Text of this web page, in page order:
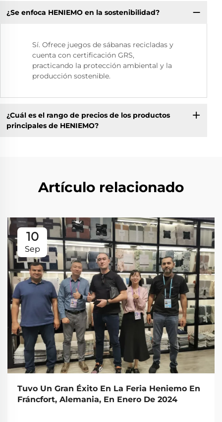
¿Se enfoca HENIEMO en la sostenibilidad?
Sí. Ofrece juegos de sábanas recicladas y
cuenta con certificación GRS,
practicando la protección ambiental y la
producción sostenible.
¿Cuál es el rango de precios de los productos
principales de HENIEMO?
Artículo relacionado
10
Sep
Tuvo Un Gran Éxito En La Feria Heniemo En
Fráncfort, Alemania, En Enero De 2024